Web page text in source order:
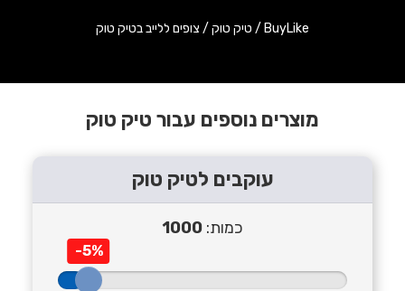
BuyLike
/ טיק טוק / צופים ללייב בטיק טוק
מוצרים נוספים עבור טיק טוק
עוקבים לטיק טוק
כמות: 1000
-5%